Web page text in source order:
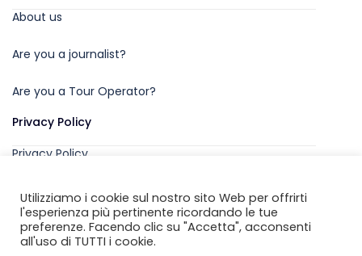
About us
Are you a journalist?
Are you a Tour Operator?
Privacy Policy
Privacy Policy
Copyright © 2026 byUnione Comuni Garfagnana
Utilizziamo i cookie sul nostro sito Web per offrirti
l'esperienza più pertinente ricordando le tue
preferenze. Facendo clic su "Accetta", acconsenti
all'uso di TUTTI i cookie.